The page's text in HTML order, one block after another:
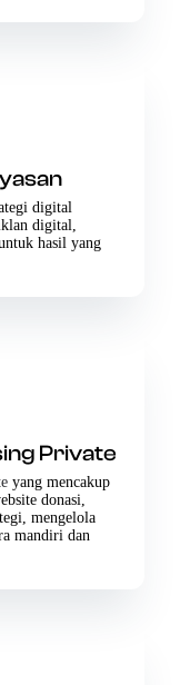
digital
digital,
hasil yang
Private
yang mencakup
donasi,
mengelola
mandiri dan